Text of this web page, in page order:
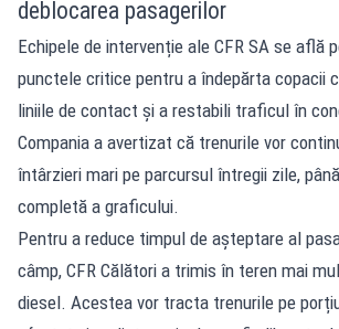
deblocarea pasagerilor
Echipele de intervenție ale CFR SA se află
punctele critice pentru a îndepărta copacii
liniile de contact și a restabili traficul în
Compania a avertizat că trenurile vor
întârzieri mari pe parcursul întregii zile,
completă a graficului.
Pentru a reduce timpul de așteptare al
câmp, CFR Călători a trimis în teren mai
diesel. Acestea vor tracta trenurile pe